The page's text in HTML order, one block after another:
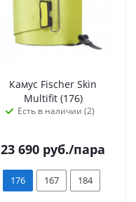
Камус Fischer Skin
Multifit (176)
Есть в наличии (2)
23 690 руб./пара
176 167 184